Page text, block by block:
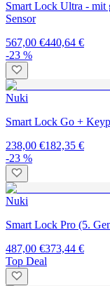
Smart Lock Ultra - mit
Sensor
567,00 €440,64 €
-23 %
Nuki
Smart Lock Go +
238,00 €182,35 €
-23 %
Nuki
Smart Lock Pro (5.
487,00 €373,44 €
Top Deal